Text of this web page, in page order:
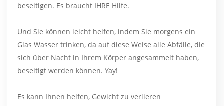
beseitigen. Es braucht IHRE Hilfe.
Und Sie können leicht helfen, indem Sie morgens ein
Glas Wasser trinken, da auf diese Weise alle Abfälle, die
sich über Nacht in Ihrem Körper angesammelt haben,
beseitigt werden können. Yay!
Es kann Ihnen helfen, Gewicht zu verlieren